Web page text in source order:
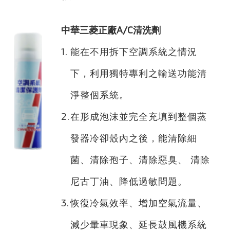
中華三菱正廠A/C清洗劑
1. 能在不用拆下空調系統之情況
下，利用獨特專利之輸送功能清
淨整個系統。
2.在形成泡沫並完全充填到整個蒸
發器冷卻殼內之後，能清除細
菌、清除孢子、清除惡臭、 清除
尼古丁油、降低過敏問題。
3.恢復冷氣效率、增加空氣流量、
減少暈車現象、延長鼓風機系統